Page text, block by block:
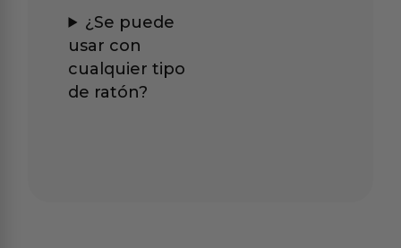
¿Se puede
usar con
cualquier tipo
de ratón?